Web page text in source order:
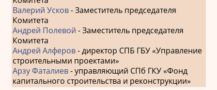
Валерий Усков- Заместитель председателя
Комитета
Андрей Полевой - Заместитель председателя
Комитета
Андрей Алферов- директор СПБ ГБУ «Управление
строительными проектами»
Арзу Фаталиев- управляющий СПб ГКУ «Фонд
капитального строительства и реконструкции»